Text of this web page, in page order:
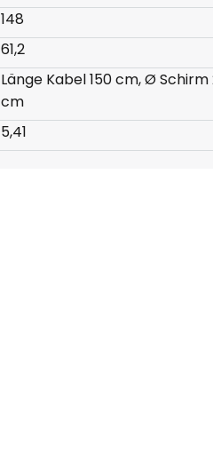
148
61,2
Länge Kabel 150 cm, Ø Schirm
cm
5,41